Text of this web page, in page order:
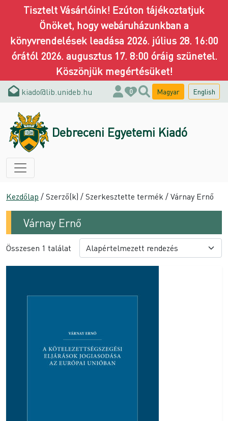
Tisztelt Vásárlóink! Ezúton tájékoztatjuk
Önöket, hogy webáruházunkban a
könyvrendelések leadása 2026. július 28. 16:00
órától 2026. augusztus 17. 8:00 óráig szünetel.
Köszönjük megértésüket!
kiado@lib.unideb.hu 0 Magyar English
Debreceni Egyetemi Kiadó
Kezdőlap / Szerző(k) / Szerkesztette termék / Várnay Ernő
Várnay Ernő
Összesen 1 találat